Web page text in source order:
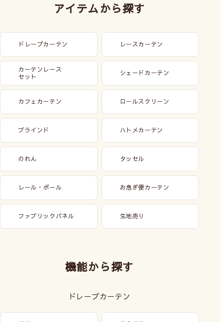
アイテムから探す
ドレープカーテン レースカーテン
カーテンレース
セット
シェードカーテン
カフェカーテン ロールスクリーン
ブラインド ハトメカーテン
のれん タッセル
レール・ポール お急ぎ便カーテン
ファブリックパネル 生地売り
機能から探す
ドレープカーテン